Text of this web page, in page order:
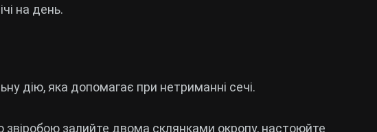
на день.
дію, яка допомагає при нетриманні сечі.
звіробою залийте двома склянками окропу, настоюйте